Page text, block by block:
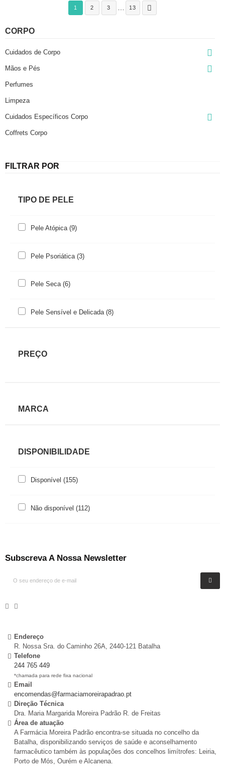
CORPO
Cuidados de Corpo 
Mãos e Pés 
Perfumes
Limpeza
Cuidados Específicos Corpo 
Coffrets Corpo
FILTRAR POR
TIPO DE PELE
Pele Atópica(9)
Pele Psoriática(3)
Pele Seca(6)
Pele Sensível e Delicada(8)
PREÇO
MARCA
DISPONIBILIDADE
Disponível(155)
Não disponível(112)
1 2 3 13 
Subscreva A Nossa Newsletter
Endereço
R. Nossa Sra. do Caminho 26A, 2440-121 Batalha
Telefone
244 765 449
*chamada para rede fixa nacional
Email
encomendas@farmaciamoreirapadrao.pt
Direção Técnica
Dra. Maria Margarida Moreira Padrão R. de Freitas
Área de atuação
A Farmácia Moreira Padrão encontra-se situada no concelho da
Batalha, disponibilizando serviços de saúde e aconselhamento
farmacêutico também às populações dos concelhos limítrofes: Leiria,
Porto de Mós, Ourém e Alcanena.